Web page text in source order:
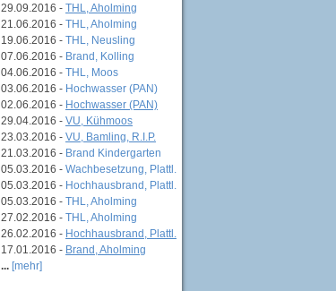
29.09.2016 - THL, Aholming
21.06.2016 - THL, Aholming
19.06.2016 - THL, Neusling
07.06.2016 - Brand, Kolling
04.06.2016 - THL, Moos
03.06.2016 - Hochwasser (PAN)
02.06.2016 - Hochwasser (PAN)
29.04.2016 - VU, Kühmoos
23.03.2016 - VU, Bamling, R.I.P.
21.03.2016 - Brand Kindergarten
05.03.2016 - Wachbesetzung, Plattl.
05.03.2016 - Hochhausbrand, Plattl.
05.03.2016 - THL, Aholming
27.02.2016 - THL, Aholming
26.02.2016 - Hochhausbrand, Plattl.
17.01.2016 - Brand, Aholming
... [mehr]